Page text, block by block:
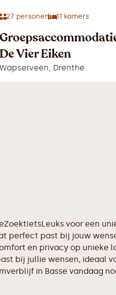
27 personen 11 kamers
De Vier Eiken
Wapserveen, Drenthe
voor een
perfect past bij jouw
en privacy op unieke
bij jullie wensen, ideaal
in Basse vandaag